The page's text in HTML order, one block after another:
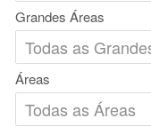
Grandes Áreas
Áreas